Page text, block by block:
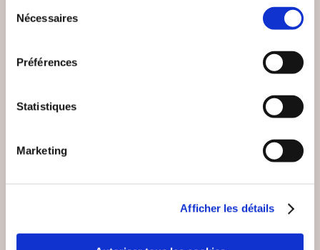
Nécessaires
Préférences
Statistiques
Marketing
Afficher les détails
(0 avis)
Adrien DECAESTECKER